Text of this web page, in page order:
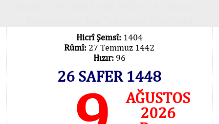
Hicrî Şemsî: 1404
Rûmî: 27 Temmuz 1442
Hızır: 96
26 SAFER 1448
AĞUSTOS
2026